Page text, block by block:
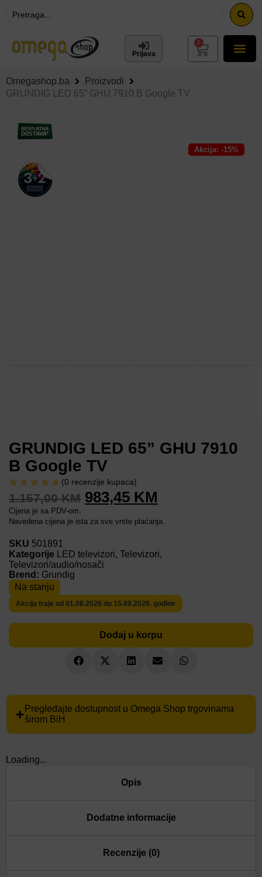
Prijava
0
Omegashop.ba
Proizvodi
GRUNDIG LED 65” GHU 7910 B Google TV
Akcija: -15%
GRUNDIG LED 65” GHU 7910
B Google TV
(0 recenzije kupaca)
1.157,00KM 983,45 KM
Cijena je sa PDV-om.
Navedena cijena je ista za sve vrste plaćanja.
SKU 501891
Kategorije
LED televizori, Televizori,
Televizori/audio/nosači
Brend: Grundig
Na stanju
Akcija traje od 01.08.2026 do 15.09.2026. godine
Dodaj u korpu
Pregledajte dostupnost u Omega Shop trgovinama
širom BiH
Loading...
Opis
Dodatne informacije
Recenzije (0)